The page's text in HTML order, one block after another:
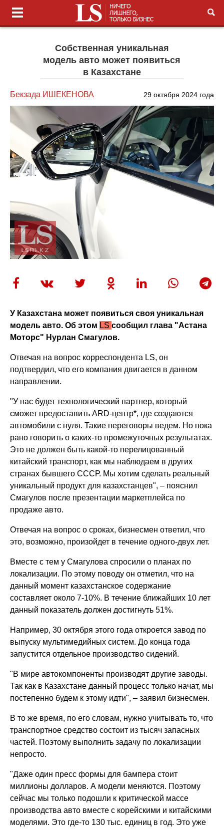
Собственная уникальная
модель авто может появиться
в Казахстане
Бекзада ИШЕКЕНОВА 29 октября 2024 года
У Казахстана может появиться своя уникальная
модель авто. Об этом LSсообщил глава "Астана
Моторс" Нурлан Смагулов.
Отвечая на вопрос корреспондента LS, он
подтвердил, что его компания двигается в данном
направлении.
"У нас будет технологический партнер, который
сможет предоставить ARD-центр*, где создаются
автомобили с нуля. Такие переговоры ведем. Но пока
рано говорить о каких-то промежуточных результатах.
Это не должен быть какой-то перелицованный
китайский транспорт, как мы наблюдаем в других
странах бывшего СССР. Мы хотим сделать реальный
уникальный продукт для казахстанцев", – пояснил
Смагулов после презентации маркетплейса по
продаже авто.
Отвечая на вопрос о сроках, бизнесмен ответил, что
это, возможно, произойдет в течение одного-двух лет.
Вместе с тем у Смагулова спросили о планах по
локализации. По этому поводу он отметил, что на
данный момент казахстанское содержание
составляет около 7-10%. В течение ближайших 10 лет
данный показатель должен достигнуть 51%.
Например, 30 октября этого года откроется завод по
выпуску мультимедийных систем. До конца года
запустится отдельное производство сидений.
"В мире автокомпоненты производят другие заводы.
Так как в Казахстане данный процесс только начат, мы
постепенно будем к этому идти", – заявил бизнесмен.
В то же время, по его словам, нужно учитывать то, что
транспортное средство состоит из тысяч запасных
частей. Поэтому выполнить задачу по локализации
непросто.
"Даже один пресс формы для бампера стоит
миллионы долларов. А модели меняются. Поэтому
сейчас мы только подошли к критической массе
производства авто вместе с корейскими и китайскими
моделями. Это где-то 130 тыс. единиц в год. Это уже